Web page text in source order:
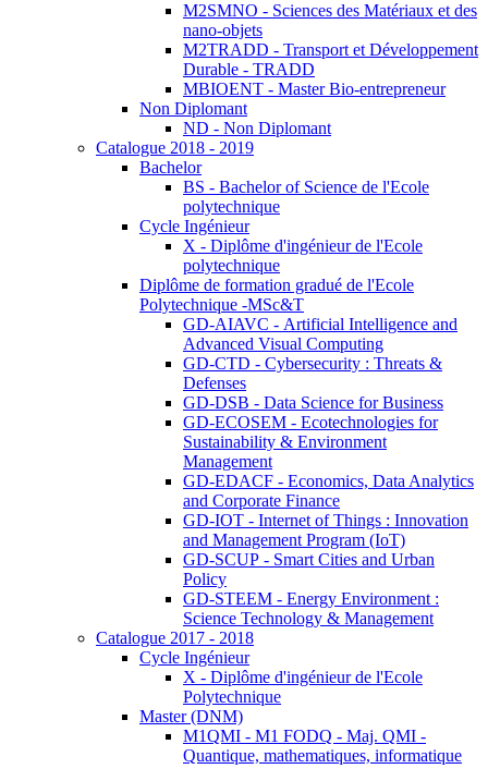
M2SMNO - Sciences des Matériaux et des
nano-objets
M2TRADD - Transport et Développement
Durable - TRADD
MBIOENT - Master Bio-entrepreneur
Non Diplomant
ND - Non Diplomant
Catalogue 2018 - 2019
Bachelor
BS - Bachelor of Science de l'Ecole
polytechnique
Cycle Ingénieur
X - Diplôme d'ingénieur de l'Ecole
polytechnique
Diplôme de formation gradué de l'Ecole
Polytechnique -MSc&T
GD-AIAVC - Artificial Intelligence and
Advanced Visual Computing
GD-CTD - Cybersecurity : Threats &
Defenses
GD-DSB - Data Science for Business
GD-ECOSEM - Ecotechnologies for
Sustainability & Environment
Management
GD-EDACF - Economics, Data Analytics
and Corporate Finance
GD-IOT - Internet of Things : Innovation
and Management Program (IoT)
GD-SCUP - Smart Cities and Urban
Policy
GD-STEEM - Energy Environment :
Science Technology & Management
Catalogue 2017 - 2018
Cycle Ingénieur
X - Diplôme d'ingénieur de l'Ecole
Polytechnique
Master (DNM)
M1QMI - M1 FODQ - Maj. QMI -
Quantique, mathematiques, informatique